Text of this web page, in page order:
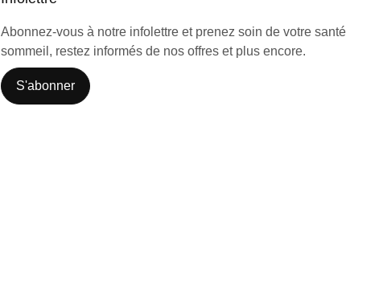
Abonnez-vous à notre infolettre et prenez soin de votre santé
sommeil, restez informés de nos offres et plus encore.
S'abonner